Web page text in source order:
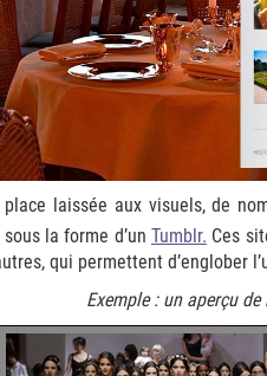
laissée aux visuels, de
la forme d’un Tumblr. Ces
qui permettent d’englober
Exemple : un aperçu